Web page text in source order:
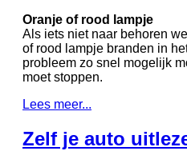
Oranje of rood lampje
Als iets niet naar behoren
of rood lampje branden in
probleem zo snel mogelijk
moet stoppen.
Lees meer...
Zelf je auto